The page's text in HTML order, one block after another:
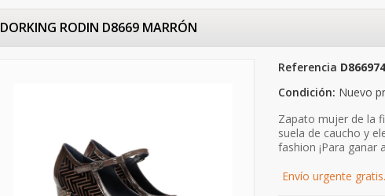
DORKING RODIN D8669 MARRÓN
Referencia
Condición: Nuevo
Zapato mujer de la
suela de caucho y
fashion ¡Para ganar
Envío urgente